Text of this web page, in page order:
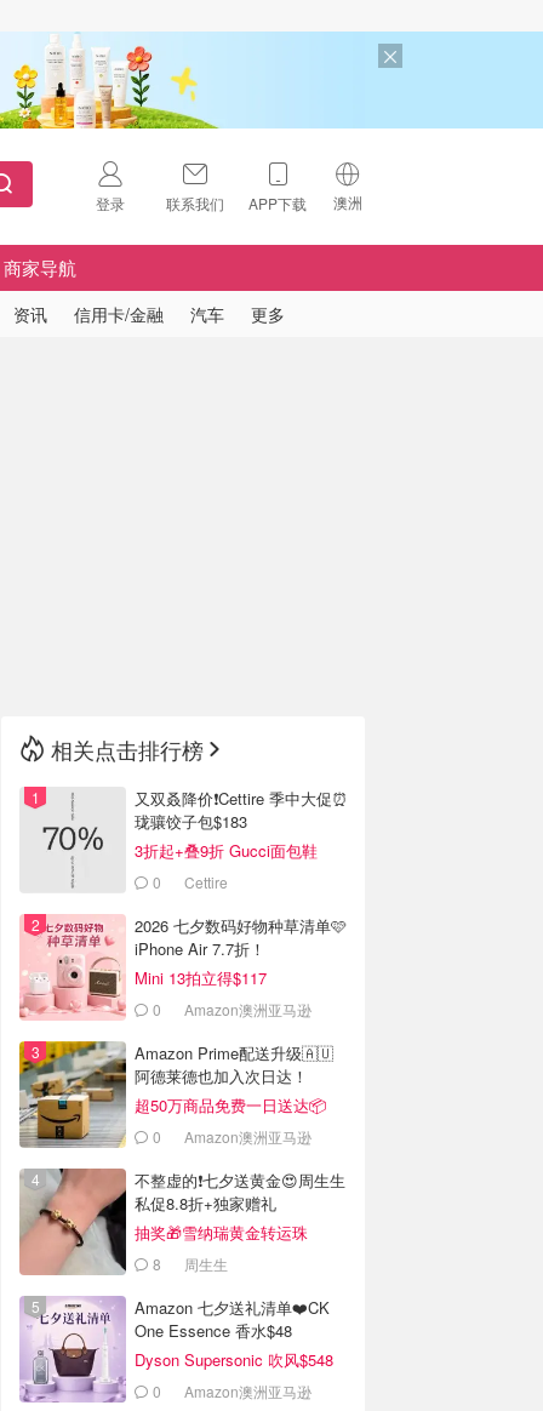
登录 联系我们 APP下载 澳洲
🇺🇸
🇨🇳中国
商家导航
资讯 信用卡/金融 汽车 更多
相关点击排行榜
又双叒降价❗️Cettire 季中大促⏰
珑骧饺子包$183
3折起+叠9折 Gucci面包鞋
$9910 Cettire
2026 七夕数码好物种草清单🩷
iPhone Air 7.7折！
Mini 13拍立得$117
0 Amazon澳洲亚马逊
Amazon Prime配送升级🇦🇺
阿德莱德也加入次日达！
超50万商品免费一日送达📦
0 Amazon澳洲亚马逊
不整虚的❗️七夕送黄金😍周生生
私促8.8折+独家赠礼
抽奖🎁雪纳瑞黄金转运珠
8 周生生
Amazon 七夕送礼清单❤️CK
One Essence 香水$48
Dyson Supersonic 吹风$548
0 Amazon澳洲亚马逊